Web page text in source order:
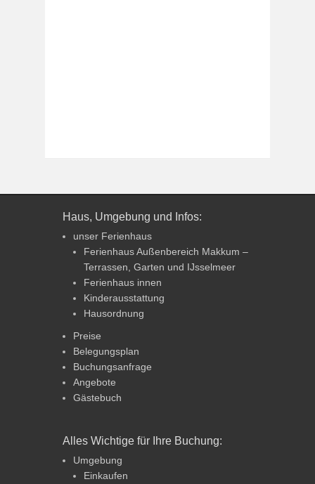
Haus, Umgebung und Infos:
unser Ferienhaus
Ferienhaus Außenbereich Makkum –
Terrassen, Garten und IJsselmeer
Ferienhaus innen
Kinderausstattung
Hausordnung
Preise
Belegungsplan
Buchungsanfrage
Angebote
Gästebuch
Alles Wichtige für Ihre Buchung:
Umgebung
Einkaufen